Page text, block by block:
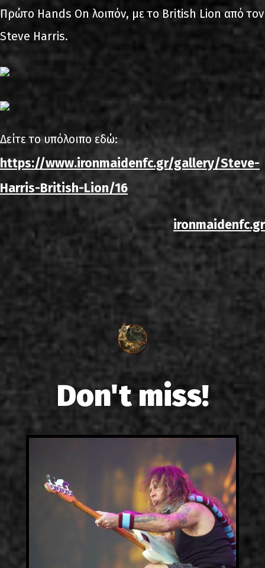
Πρώτο Hands On λοιπόν, με το British Lion από τον
Steve Harris.
Δείτε το υπόλοιπο εδώ:
https://www.ironmaidenfc.gr/gallery/Steve-
Harris-British-Lion/16
ironmaidenfc.gr
Don't miss!